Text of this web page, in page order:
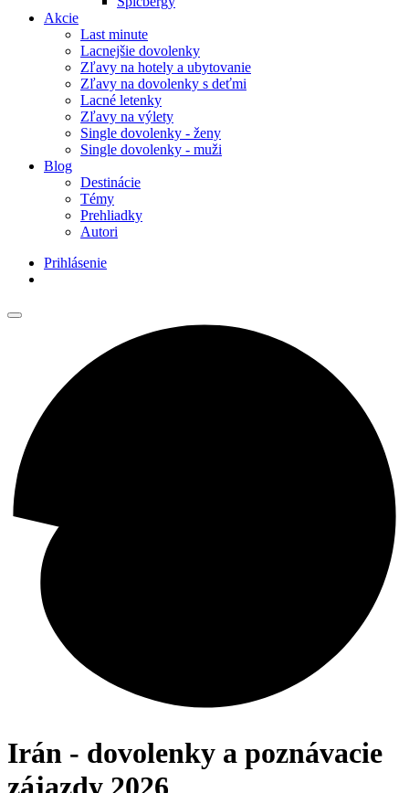
Akcie
Last minute
Lacnejšie dovolenky
Zľavy na hotely a ubytovanie
Zľavy na dovolenky s deťmi
Lacné letenky
Zľavy na výlety
Single dovolenky - ženy
Single dovolenky - muži
Blog
Destinácie
Témy
Prehliadky
Autori
Prihlásenie
Irán - dovolenky a poznávacie